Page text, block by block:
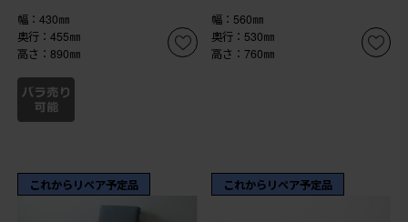
幅：430㎜
奥行：455㎜
高さ：890㎜
幅：560㎜
奥行：530㎜
高さ：760㎜
これからリペア予定品 これからリペア予定品